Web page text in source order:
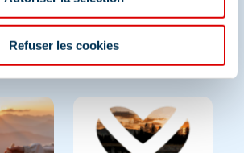
Refuser les cookies